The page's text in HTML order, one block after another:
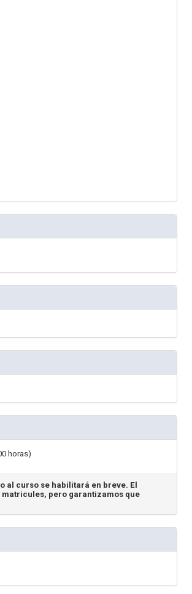
horas)
al curso se habilitará en breve. El
matricules, pero garantizamos que